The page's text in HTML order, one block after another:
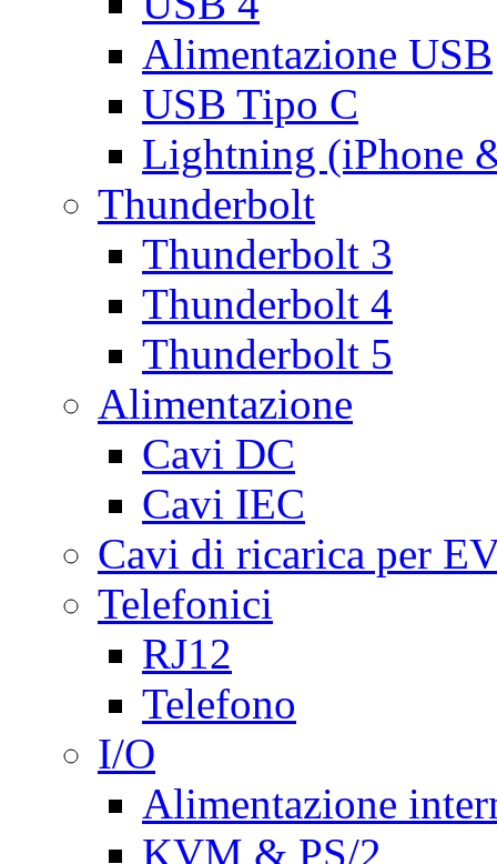
Alimentazione USB
USB Tipo C
Lightning (iPhone
Thunderbolt
Thunderbolt 3
Thunderbolt 4
Thunderbolt 5
Alimentazione
Cavi DC
Cavi IEC
Cavi di ricarica per
Telefonici
RJ12
Telefono
I/O
Alimentazione
KVM & PS/2